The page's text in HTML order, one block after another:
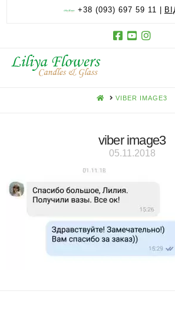
+38 (093) 697 59 11 |
HOMEVIBER IMAGE3
viber image3
05.11.2018